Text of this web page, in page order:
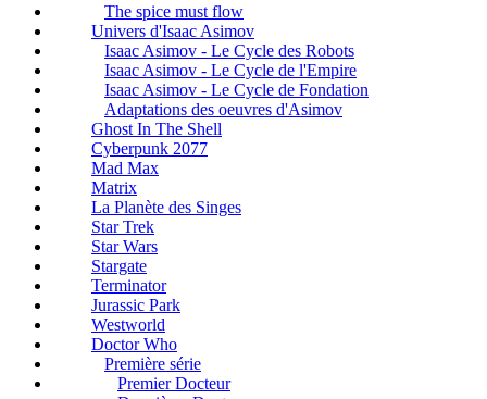
The spice must flow
Univers d'Isaac Asimov
Isaac Asimov - Le Cycle des Robots
Isaac Asimov - Le Cycle de l'Empire
Isaac Asimov - Le Cycle de Fondation
Adaptations des oeuvres d'Asimov
Ghost In The Shell
Cyberpunk 2077
Mad Max
Matrix
La Planète des Singes
Star Trek
Star Wars
Stargate
Terminator
Jurassic Park
Westworld
Doctor Who
Première série
Premier Docteur